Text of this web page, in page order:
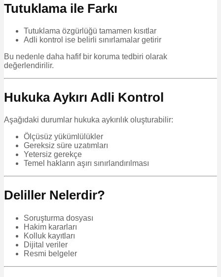
Tutuklama ile Farkı
Tutuklama özgürlüğü tamamen kısıtlar
Adli kontrol ise belirli sınırlamalar getirir
Bu nedenle daha hafif bir koruma tedbiri olarak
değerlendirilir.
Hukuka Aykırı Adli Kontrol
Aşağıdaki durumlar hukuka aykırılık oluşturabilir:
Ölçüsüz yükümlülükler
Gereksiz süre uzatımları
Yetersiz gerekçe
Temel hakların aşırı sınırlandırılması
Deliller Nelerdir?
Soruşturma dosyası
Hakim kararları
Kolluk kayıtları
Dijital veriler
Resmi belgeler